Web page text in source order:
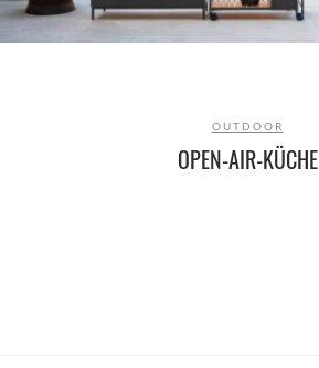
OUTDOOR
OPEN-AIR-KÜCHE